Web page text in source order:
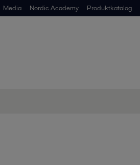
Media Nordic Academy Produktkatalog